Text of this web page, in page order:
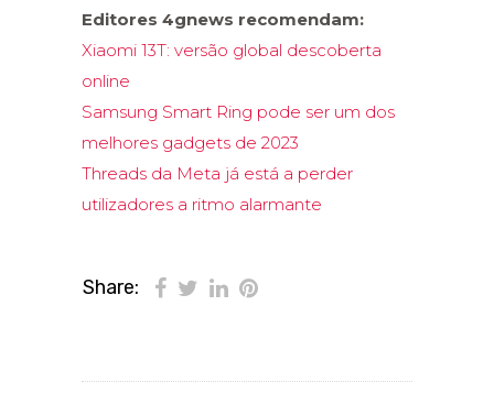
Editores 4gnews recomendam:
Xiaomi 13T: versão global descoberta
online
Samsung Smart Ring pode ser um dos
melhores gadgets de 2023
Threads da Meta já está a perder
utilizadores a ritmo alarmante
Share: